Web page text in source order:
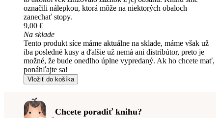
označili nálepkou, ktorá môže na niektorých obaloch
zanechať stopy.
9,00 €
Na sklade
Tento produkt síce máme aktuálne na sklade, máme však už
iba posledné kusy a ďalšie už nemá ani distribútor, preto je
možné, že bude onedlho úplne vypredaný. Ak ho chcete mať,
ponáhľajte sa!
Vložiť do košíka
Chcete poradiť knihu?